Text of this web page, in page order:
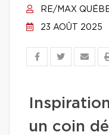
RE/MAX
23 AOÛT 2025
un coin